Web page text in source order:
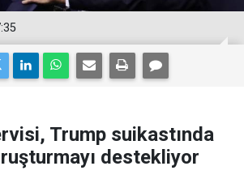
Trump suikastında
destekliyor